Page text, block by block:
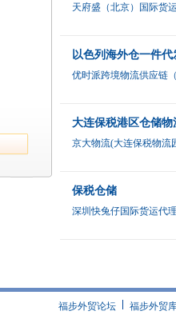
天府盛（北京）国际货
以色列海外仓一件代
优时派跨境物流供应链
大连保税港区仓储物
京大物流(大连保税物流
保税仓储
深圳快兔仔国际货运代
福步外贸论坛 福步外贸